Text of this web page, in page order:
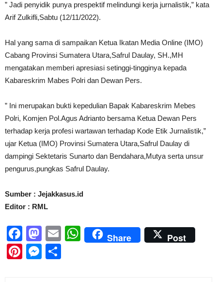
” Jadi penyidik punya prespektif melindungi kerja jurnalistik,” kata
Arif Zulkifli,Sabtu (12/11/2022).
Hal yang sama di sampaikan Ketua Ikatan Media Online (IMO)
Cabang Provinsi Sumatera Utara,Safrul Daulay, SH.,MH
mengatakan memberi apresiasi setinggi-tingginya kepada
Kabareskrim Mabes Polri dan Dewan Pers.
” Ini merupakan bukti kepedulian Bapak Kabareskrim Mebes
Polri, Komjen Pol.Agus Adrianto bersama Ketua Dewan Pers
terhadap kerja profesi wartawan terhadap Kode Etik Jurnalistik,”
ujar Ketua (IMO) Provinsi Sumatera Utara,Safrul Daulay di
dampingi Sektetaris Sunarto dan Bendahara,Mutya serta unsur
pengurus,pungkas Safrul Daulay.
Sumber : Jejakkasus.id
Editor : RML
Facebook
Mastodon
EmailWhatsApp
Share Post
Pinterest
Messenger